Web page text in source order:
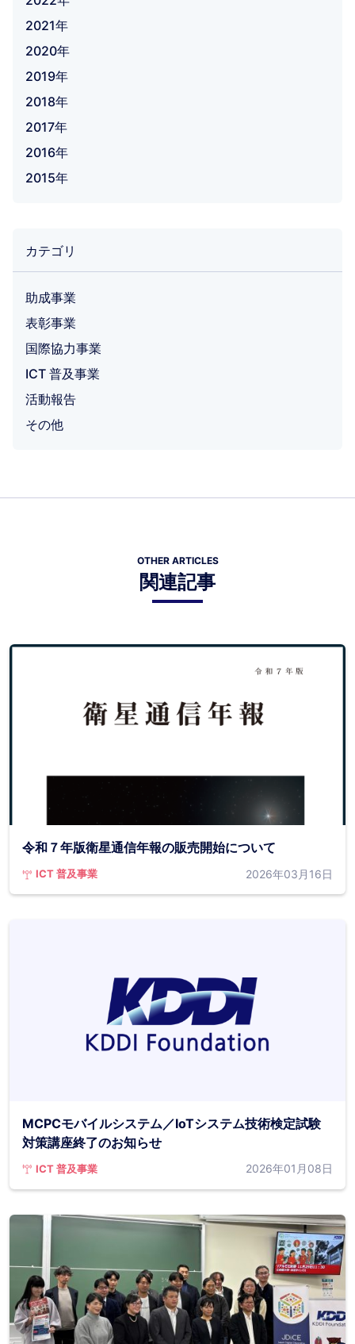
2021年
2020年
2019年
2018年
2017年
2016年
2015年
カテゴリ
助成事業
表彰事業
国際協力事業
ICT 普及事業
活動報告
その他
OTHER ARTICLES
関連記事
令和７年版衛星通信年報の販売開始について
ICT 普及事業 2026年03月16日
MCPCモバイルシステム／IoTシステム技術検定試験
対策講座終了のお知らせ
ICT 普及事業 2026年01月08日